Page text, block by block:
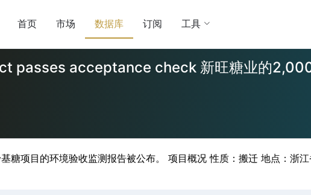
首页 市场 数据库 订阅 工具
acceptance check 新旺糖业的
项目的环境验收监测报告被公布。 项目概况 性质：搬迁 地点：浙江